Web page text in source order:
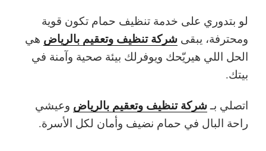
لو بتدوري على خدمة تنظيف حمام تكون قوية
ومحترفة، يبقى شركة تنظيف وتعقيم بالرياض هي
الحل اللي هيريّحك ويوفرلك بيئة صحية وآمنة في
بيتك.
اتصلي بـ شركة تنظيف وتعقيم بالرياض وعيشي
راحة البال في حمام نضيف وأمان لكل الأسرة.